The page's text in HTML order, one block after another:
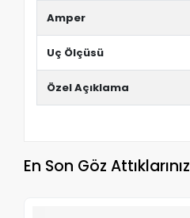
Amper
Uç Ölçüsü
Özel Açıklama
En Son Göz Attıklarınız